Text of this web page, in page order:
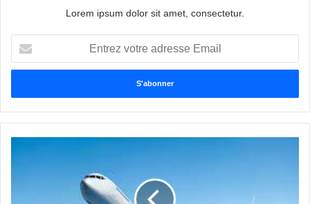
Lorem ipsum dolor sit amet, consectetur.
votre
adresse